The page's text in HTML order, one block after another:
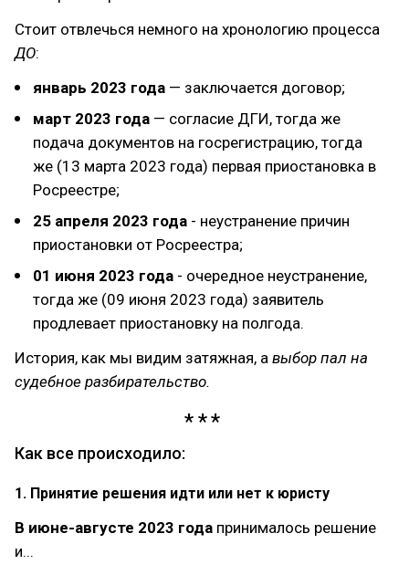
Стоит отвлечься немного на хронологию процесса
ДО:
январь 2023 года — заключается договор;
март 2023 года — согласие ДГИ, тогда же
подача документов на госрегистрацию, тогда
же (13 марта 2023 года) первая приостановка в
Росреестре;
25 апреля 2023 года - неустранение причин
приостановки от Росреестра;
01 июня 2023 года - очередное неустранение,
тогда же (09 июня 2023 года) заявитель
продлевает приостановку на полгода.
История, как мы видим затяжная, а выбор пал на
судебное разбирательство.
Как все происходило:
1. Принятие решения идти или нет к юристу
В июне-августе 2023 года принималось решение
и...